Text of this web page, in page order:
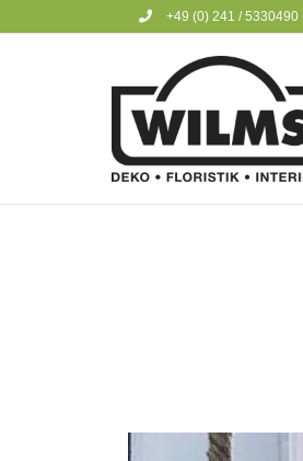
+49 (0) 241 / 5330490